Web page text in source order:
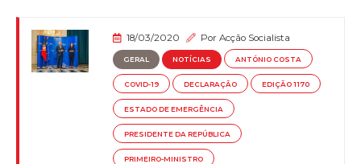
18/03/2020 PorAcção Socialista
GERAL NOTÍCIAS ANTÓNIO COSTA
COVID-19 DECLARAÇÃO EDIÇÃO 1170
ESTADO DE EMERGÊNCIA
PRESIDENTE DA REPÚBLICA
PRIMEIRO-MINISTRO